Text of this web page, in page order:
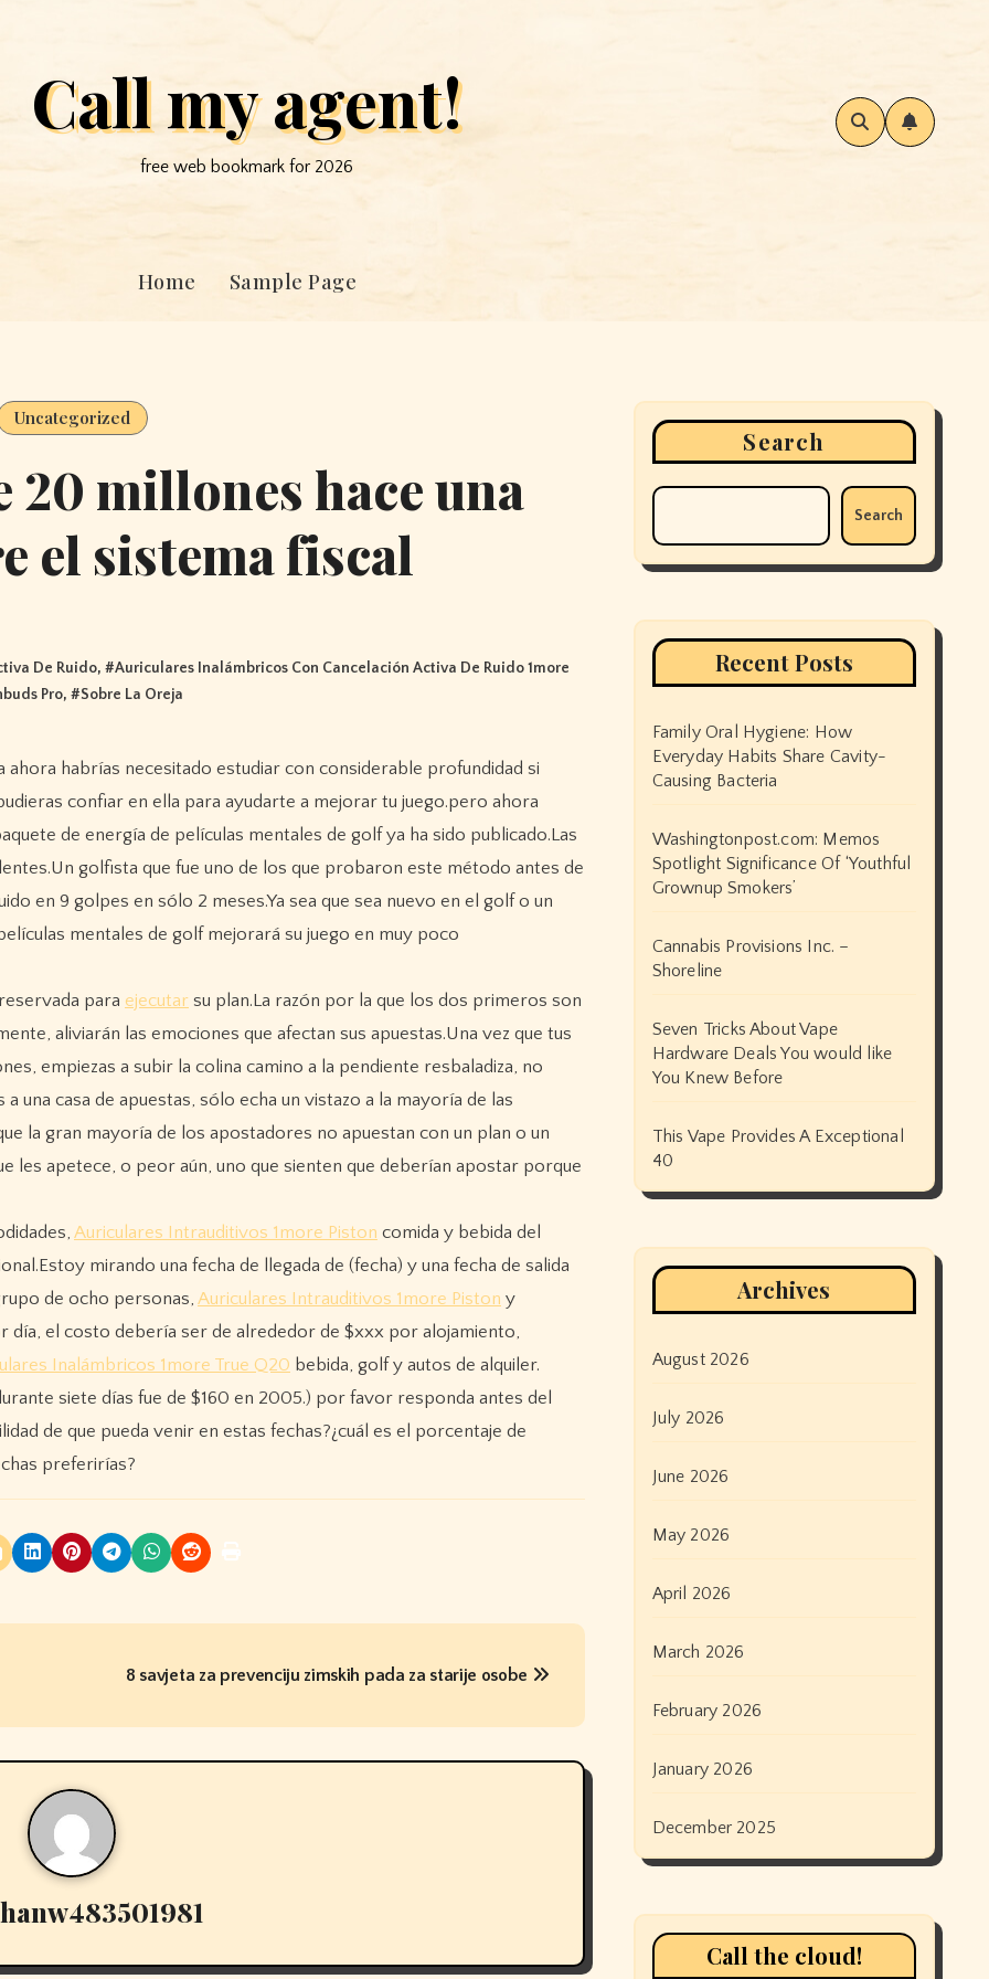
Call my agent!
free web bookmark for 2026
Home Sample Page
Uncategorized
20 millones hace una
el sistema fiscal
De Ruido, #Auriculares Inalámbricos Con Cancelación Activa De Ruido 1more
Pro, #Sobre La Oreja
confiar en ella para ayudarte a mejorar tu juego.pero ahora
de energía de películas mentales de golf ya ha sido publicado.Las
golfista que fue uno de los que probaron este método antes de
en 9 golpes en sólo 2 meses.Ya sea que sea nuevo en el golf o un
mentales de golf mejorará su juego en muy poco
para ejecutar su plan.La razón por la que los dos primeros son
aliviarán las emociones que afectan sus apuestas.Una vez que tus
empiezas a subir la colina camino a la pendiente resbaladiza, no
una casa de apuestas, sólo echa un vistazo a la mayoría de las
la gran mayoría de los apostadores no apuestan con un plan o un
les apetece, o peor aún, uno que sienten que deberían apostar porque
Auriculares Intrauditivos 1more Piston comida y bebida del
mirando una fecha de llegada de (fecha) y una fecha de salida
de ocho personas, Auriculares Intrauditivos 1more Piston y
día, el costo debería ser de alrededor de $xxx por alojamiento,
Inalámbricos 1more True Q20 bebida, golf y autos de alquiler.
siete días fue de $160 en 2005.) por favor responda antes del
de que pueda venir en estas fechas?¿cuál es el porcentaje de
preferirías?
8 savjeta za prevenciju zimskih pada za starije osobe
Search
Search
Recent Posts
Family Oral Hygiene: How
Everyday Habits Share Cavity-
Causing Bacteria
Washingtonpost.com: Memos
Spotlight Significance Of ‘Youthful
Grownup Smokers’
Cannabis Provisions Inc. –
Shoreline
Seven Tricks About Vape
Hardware Deals You would like
You Knew Before
This Vape Provides A Exceptional
40
Archives
August 2026
July 2026
June 2026
May 2026
April 2026
March 2026
February 2026
January 2026
December 2025
Call the cloud!